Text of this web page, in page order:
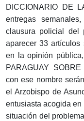
DICCIONARIO DE
entregas
clausura policial del
aparecer 33
en la opinión
PARAGUAY
con ese nombre
el Arzobispo de
entusiasta acogida
situación del